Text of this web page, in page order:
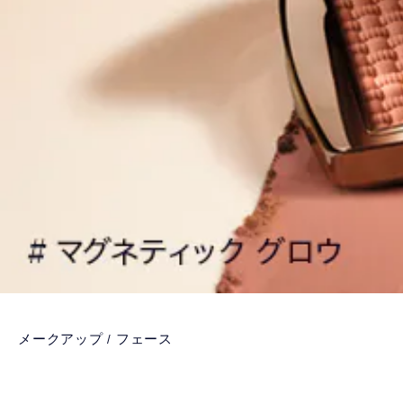
メークアップ フェース